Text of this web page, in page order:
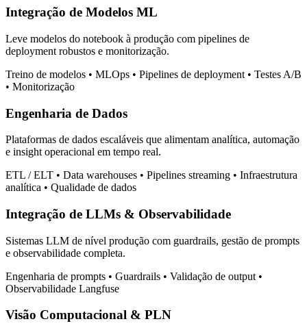
Integração de Modelos ML
Leve modelos do notebook à produção com pipelines de
deployment robustos e monitorização.
Treino de modelos • MLOps • Pipelines de deployment • Testes A/B
• Monitorização
Engenharia de Dados
Plataformas de dados escaláveis que alimentam analítica, automação
e insight operacional em tempo real.
ETL / ELT • Data warehouses • Pipelines streaming • Infraestrutura
analítica • Qualidade de dados
Integração de LLMs & Observabilidade
Sistemas LLM de nível produção com guardrails, gestão de prompts
e observabilidade completa.
Engenharia de prompts • Guardrails • Validação de output •
Observabilidade Langfuse
Visão Computacional & PLN